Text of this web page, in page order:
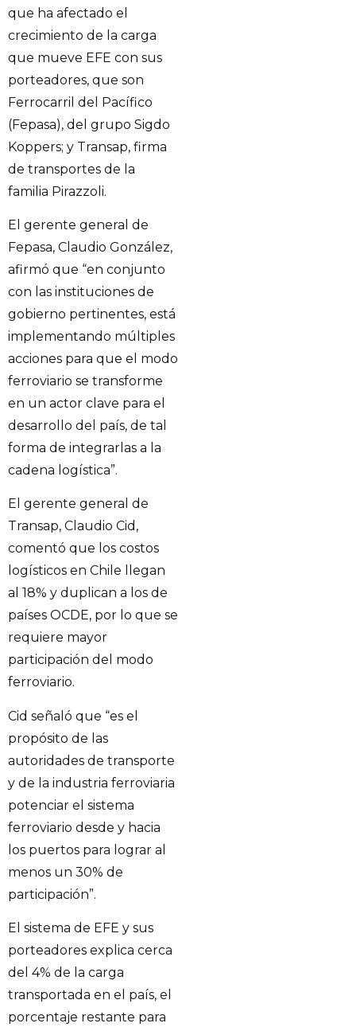
que ha afectado el
crecimiento de la carga
que mueve EFE con sus
porteadores, que son
Ferrocarril del Pacífico
(Fepasa), del grupo Sigdo
Koppers; y Transap, firma
de transportes de la
familia Pirazzoli.
El gerente general de
Fepasa, Claudio González,
afirmó que “en conjunto
con las instituciones de
gobierno pertinentes, está
implementando múltiples
acciones para que el modo
ferroviario se transforme
en un actor clave para el
desarrollo del país, de tal
forma de integrarlas a la
cadena logística”.
El gerente general de
Transap, Claudio Cid,
comentó que los costos
logísticos en Chile llegan
al 18% y duplican a los de
países OCDE, por lo que se
requiere mayor
participación del modo
ferroviario.
Cid señaló que “es el
propósito de las
autoridades de transporte
y de la industria ferroviaria
potenciar el sistema
ferroviario desde y hacia
los puertos para lograr al
menos un 30% de
participación”.
El sistema de EFE y sus
porteadores explica cerca
del 4% de la carga
transportada en el país, el
porcentaje restante para